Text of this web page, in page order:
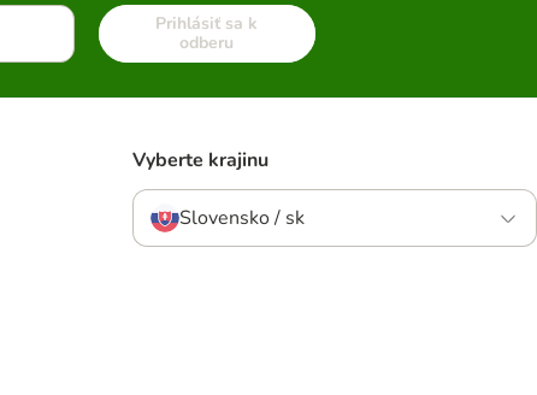
Prihlásiť sa k
odberu
Vyberte krajinu
Slovensko / sk